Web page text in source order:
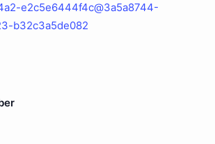
e2c5e6444f4c@3a5a8744-
b32c3a5de082